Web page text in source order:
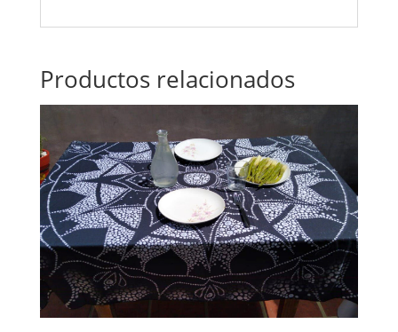
Productos relacionados